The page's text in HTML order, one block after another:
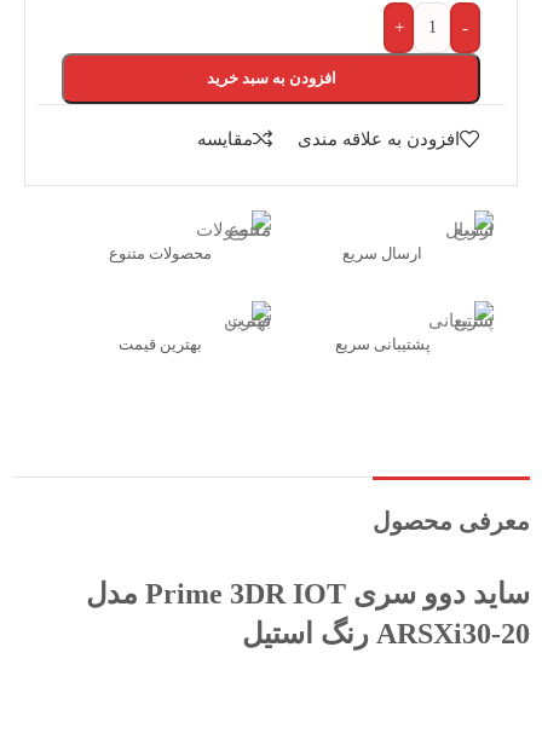
-
+
افزودن به سبد خرید
افزودن به علاقه مندی مقایسه
ارسال سریع محصولات متنوع
پشتیبانی سریع بهترین قیمت
معرفی محصول
ساید دوو سری Prime 3DR IOT مدل
ARSXi30-20 رنگ استیل